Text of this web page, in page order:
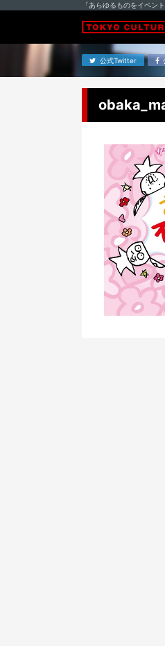
「あらゆるものをイベン
公式Twitter